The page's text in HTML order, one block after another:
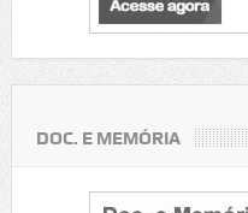
DOC. E MEMÓRIA